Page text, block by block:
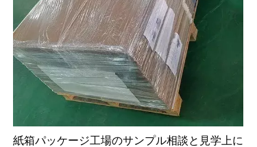
紙箱パッケージ工場のサンプル相談と見学上に